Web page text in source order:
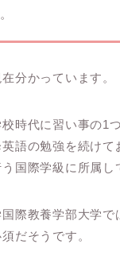
分かっています。
時代に習い事の1
語の勉強を続けて
国際学級に所属し
際教養学部大学
だそうです。